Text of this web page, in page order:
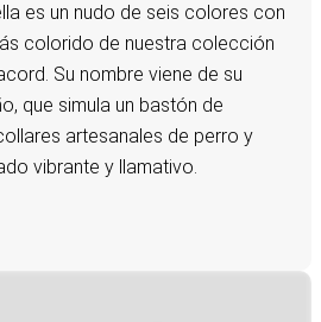
es un nudo de seis colores con
colorido de nuestra colección
Su nombre viene de su
que simula un bastón de
artesanales de perro y
vibrante y llamativo.